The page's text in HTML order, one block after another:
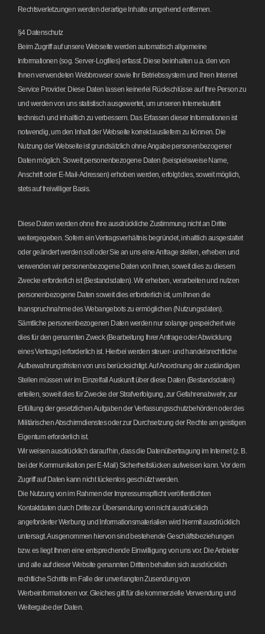
Rechtsverletzungen werden derartige Inhalte umgehend entfernen.
§4 Datenschutz
Beim Zugriff auf unsere Webseite werden automatisch allgemeine
Informationen (sog. Server-Logfiles) erfasst. Diese beinhalten u.a. den von
Ihnen verwendeten Webbrowser sowie Ihr Betriebssystem und Ihren Internet
Service Provider. Diese Daten lassen keinerlei Rückschlüsse auf Ihre Person zu
und werden von uns statistisch ausgewertet, um unseren Internetauftritt
technisch und inhaltlich zu verbessern. Das Erfassen dieser Informationen ist
notwendig, um den Inhalt der Webseite korrekt ausliefern zu können. Die
Nutzung der Webseite ist grundsätzlich ohne Angabe personenbezogener
Daten möglich. Soweit personenbezogene Daten (beispielsweise Name,
Anschrift oder E-Mail-Adressen) erhoben werden, erfolgt dies, soweit möglich,
stets auf freiwilliger Basis.
Diese Daten werden ohne Ihre ausdrückliche Zustimmung nicht an Dritte
weitergegeben. Sofern ein Vertragsverhältnis begründet, inhaltlich ausgestaltet
oder geändert werden soll oder Sie an uns eine Anfrage stellen, erheben und
verwenden wir personenbezogene Daten von Ihnen, soweit dies zu diesem
Zwecke erforderlich ist (Bestandsdaten). Wir erheben, verarbeiten und nutzen
personenbezogene Daten soweit dies erforderlich ist, um Ihnen die
Inanspruchnahme des Webangebots zu ermöglichen (Nutzungsdaten).
Sämtliche personenbezogenen Daten werden nur solange gespeichert wie
dies für den genannten Zweck (Bearbeitung Ihrer Anfrage oder Abwicklung
eines Vertrags) erforderlich ist. Hierbei werden steuer- und handelsrechtliche
Aufbewahrungsfristen von uns berücksichtigt. Auf Anordnung der zuständigen
Stellen müssen wir im Einzelfall Auskunft über diese Daten (Bestandsdaten)
erteilen, soweit dies für Zwecke der Strafverfolgung, zur Gefahrenabwehr, zur
Erfüllung der gesetzlichen Aufgaben der Verfassungsschutzbehörden oder des
Militärischen Abschirmdienstes oder zur Durchsetzung der Rechte am geistigen
Eigentum erforderlich ist.
Wir weisen ausdrücklich darauf hin, dass die Datenübertragung im Internet (z. B.
bei der Kommunikation per E-Mail) Sicherheitslücken aufweisen kann. Vor dem
Zugriff auf Daten kann nicht lückenlos geschützt werden.
Die Nutzung von im Rahmen der Impressumspflicht veröffentlichten
Kontaktdaten durch Dritte zur Übersendung von nicht ausdrücklich
angeforderter Werbung und Informationsmaterialien wird hiermit ausdrücklich
untersagt. Ausgenommen hiervon sind bestehende Geschäftsbeziehungen
bzw. es liegt Ihnen eine entsprechende Einwilligung von uns vor. Die Anbieter
und alle auf dieser Website genannten Dritten behalten sich ausdrücklich
rechtliche Schritte im Falle der unverlangten Zusendung von
Werbeinformationen vor. Gleiches gilt für die kommerzielle Verwendung und
Weitergabe der Daten.